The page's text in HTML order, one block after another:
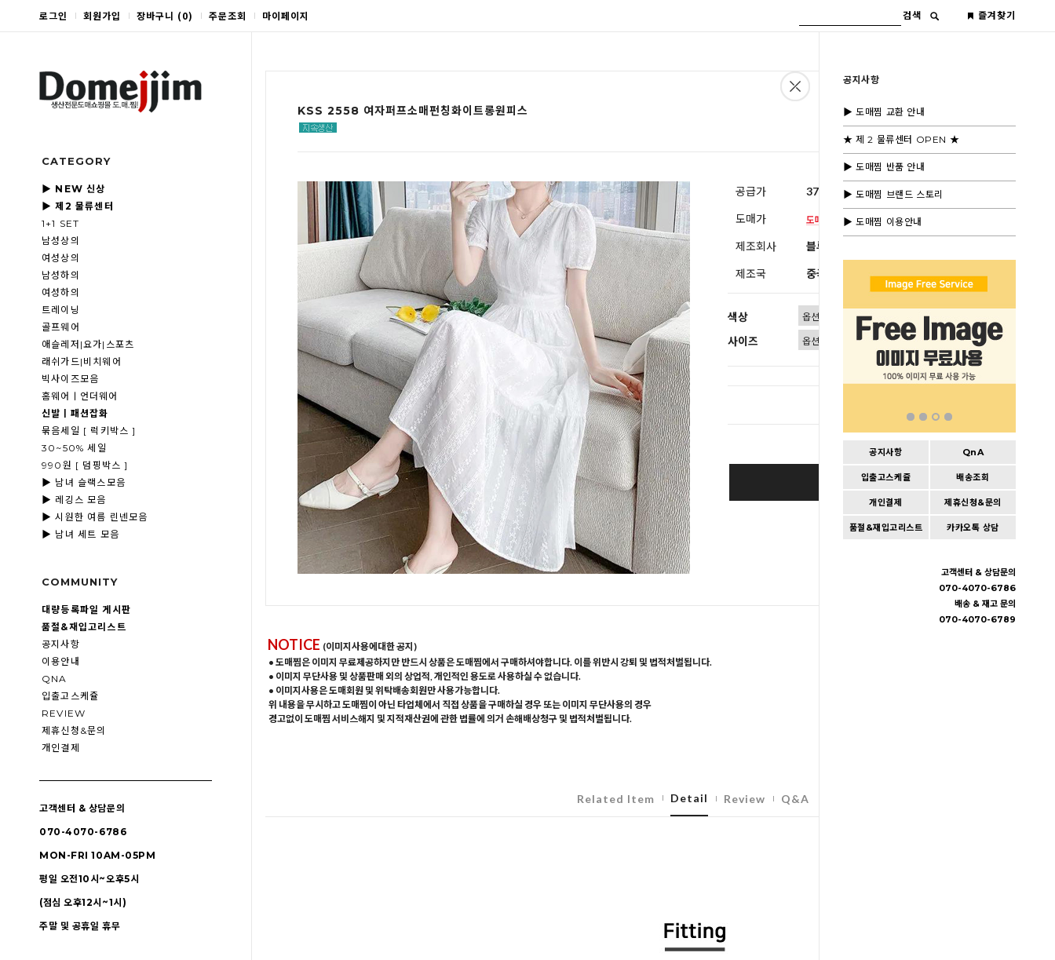
로그인 회원가입 장바구니 (0) 주문조회 마이페이지 검색 즐겨찾기
CATEGORY
▶ NEW 신상
▶ 제2 물류센터
1+1 SET
남성상의
여성상의
남성하의
여성하의
트레이닝
골프웨어
애슬레저|요가|스포츠
래쉬가드|비치웨어
빅사이즈모음
홈웨어ㅣ언더웨어
신발ㅣ패션잡화
묶음세일 [ 럭키박스 ]
30~50% 세일
990원 [ 덤핑박스 ]
▶ 남녀 슬랙스모음
▶ 레깅스 모음
▶ 시원한 여름 린넨모음
▶ 남녀 세트 모음
COMMUNITY
대량등록파일 게시판
품절&재입고리스트
공지사항
이용안내
QNA
입출고스케쥴
REVIEW
제휴신청&문의
개인결제
고객센터 & 상담문의
070-4070-6786
MON-FRI 10AM-05PM
평일 오전10시~오후5시
(점심 오후12시~1시)
주말 및 공휴일 휴무
공지사항
▶ 도매찜 교환 안내
★ 제 2 물류센터 OPEN ★
▶ 도매찜 반품 안내
▶ 도매찜 브랜드 스토리
▶ 도매찜 이용안내
공지사항 QnA
입출고스케쥴 배송조회
개인결제 제휴신청&문의
품절&재입고리스트 카카오톡 상담
고객센터 & 상담문의
070-4070-6786
배송 & 재고 문의
070-4070-6789
KSS 2558 여자퍼프소매펀칭화이트롱원피스
공급가 37,600원 (부가세별도)
도매가
제조회사 블루모드제휴사
제조국 중국
색상
사이즈
BUY IT NOW
Cart | Wishlist
NOTICE (이미지사용에대한 공지)
• 도매찜은 이미지 무료제공하지만 반드시 상품은 도매찜에서 구매하셔야합니다. 이를 위반시 강퇴 및 법적처벌됩니다.
• 이미지 무단사용 및 상품판매 외의 상업적, 개인적인 용도로 사용하실 수 없습니다.
• 이미지사용은 도매회원 및 위탁배송회원만 사용가능합니다.
위 내용을 무시하고 도매찜이 아닌 타업체에서 직접 상품을 구매하실 경우 또는 이미지 무단사용의 경우
경고없이 도매찜 서비스해지 및 지적재산권에 관한 법률에 의거 손해배상청구 및 법적처벌됩니다.
Related Item Detail Review Q&A